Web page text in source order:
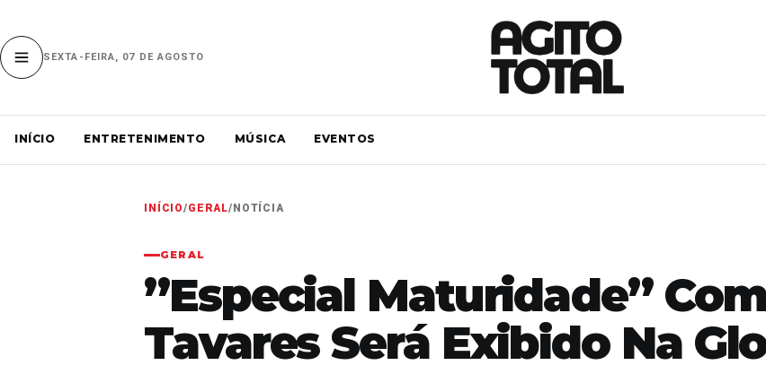
SEXTA-FEIRA, 07 DE AGOSTO
INÍCIO ENTRETENIMENTO MÚSICA EVENTOS
INÍCIO/GERAL/ NOTÍCIA
GERAL
”Especial Maturidade”
Tavares Será Exibido Na